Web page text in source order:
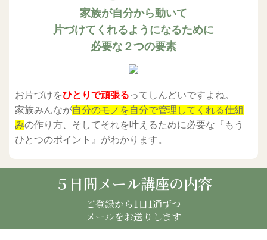
家族が自分から動いて
片づけてくれるようになるために
必要な２つの要素
お片づけをひとりで頑張るってしんどいですよね。
家族みんなが自分のモノを自分で管理してくれる仕組
みの作り方、そしてそれを叶えるために必要な『もう
ひとつのポイント』がわかります。
５日間メール講座の内容
ご登録から1日1通ずつ
メールをお送りします